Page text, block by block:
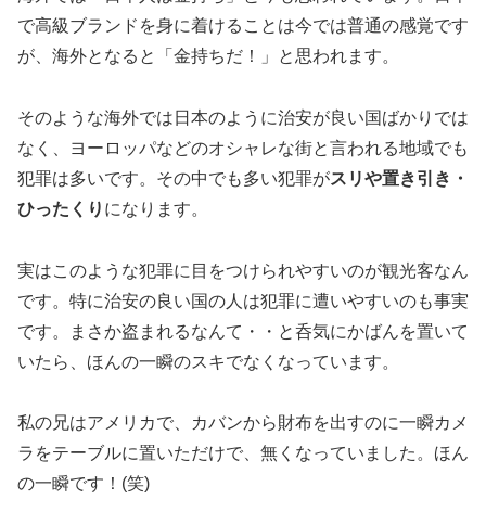
で高級ブランドを身に着けることは今では普通の感覚です
が、海外となると「金持ちだ！」と思われます。
そのような海外では日本のように治安が良い国ばかりでは
なく、ヨーロッパなどのオシャレな街と言われる地域でも
犯罪は多いです。その中でも多い犯罪がスリや置き引き・
ひったくり になります。
実はこのような犯罪に目をつけられやすいのが観光客なん
です。特に治安の良い国の人は犯罪に遭いやすいのも事実
です。まさか盗まれるなんて・・と呑気にかばんを置いて
いたら、ほんの一瞬のスキでなくなっています。
私の兄はアメリカで、カバンから財布を出すのに一瞬カメ
ラをテーブルに置いただけで、無くなっていました。ほん
の一瞬です！(笑)